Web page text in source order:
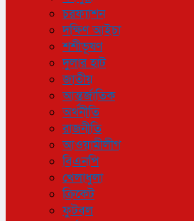
চরফ্যাশন
দক্ষিণ আইচা
শশীভূষণ
দুলার হাট
জাতীয়
আন্তর্জাতিক
অর্থনীতি
রাজনীতি
আওয়ামীলীগ
বিএনপি
খেলাধুলা
ক্রিকেট
ফুটবল